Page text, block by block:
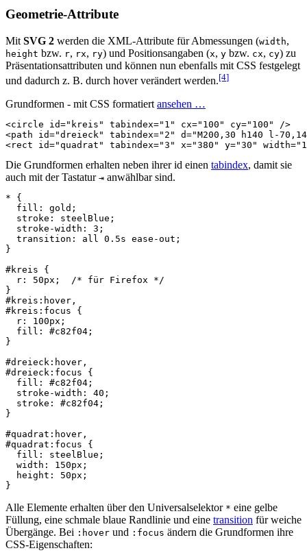
Geometrie-Attribute
Mit SVG 2 werden die XML-Attribute für Abmessungen (width,
height bzw. r, rx, ry) und Positionsangaben (x, y bzw. cx, cy) zu
Präsentationsattributen und können nun ebenfalls mit CSS festgelegt
und dadurch z. B. durch hover verändert werden.[4]
Grundformen - mit CSS formatiert ansehen …
<circle id="kreis" tabindex="1" cx="100" cy="100"
/>
<path
id="dreieck" tabindex="2" d="M200,30 h140 l-
<rect
id="quadrat" tabindex="3" x="380" y="30" width=
Die Grundformen erhalten neben ihrer id einen tabindex, damit sie
auch mit der Tastatur ⇥ anwählbar sind.
*
{
fill : gold ;
stroke : steelBlue ;
stroke -width : 3 ;
transition : all 0.5s ease -out ;
}
#kreis
{
r : 50px ;
/* für Firefox */
}
#kreis :hover ,
#kreis :focus
{
r : 100px ;
fill : #c82f04 ;
}
#dreieck :hover ,
#dreieck :focus
{
fill : #c82f04 ;
stroke -width : 40 ;
stroke : #c82f04 ;
}
#quadrat :hover ,
#quadrat :focus
{
fill : steelBlue ;
width : 150px ;
height : 50px ;
}
Alle Elemente erhalten über den Universalselektor * eine gelbe
Füllung, eine schmale blaue Randlinie und eine transition für weiche
Übergänge. Bei :hover und :focus ändern die Grundformen ihre
CSS-Eigenschaften: